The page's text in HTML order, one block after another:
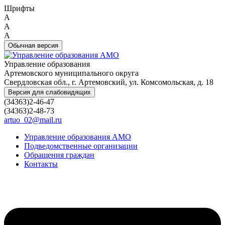
Шрифты
A
A
A
Обычная версия
Управление образования
Артемовского муниципального округа
Свердловская обл., г. Артемовский, ул. Комсомольская, д. 18
Версия для слабовидящих
(34363)2-46-47
(34363)2-48-73
artuo_02@mail.ru
Управление образования АМО
Подведомственные организации
Обращения граждан
Контакты